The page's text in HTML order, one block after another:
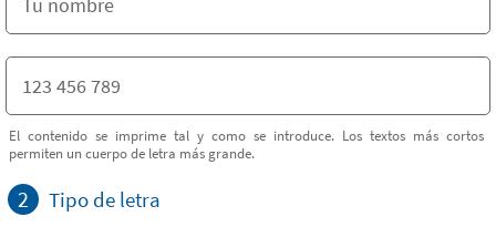
El contenido se imprime tal y como se introduce. Los textos más cortos
permiten un cuerpo de letra más grande.
2 Tipo de letra